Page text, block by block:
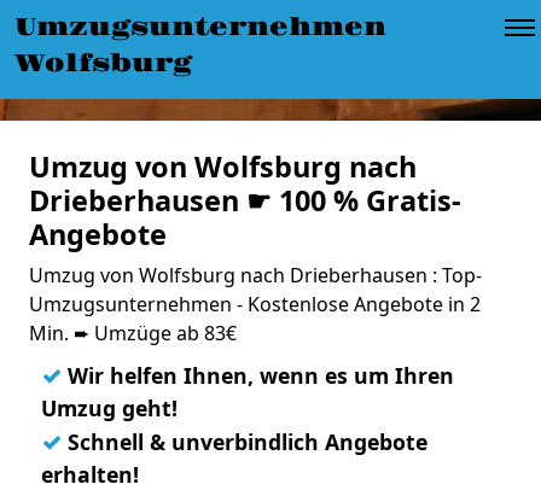
Umzugsunternehmen
Wolfsburg
Umzug von Wolfsburg nach
Drieberhausen ☛ 100 % Gratis-
Angebote
Umzug von Wolfsburg nach Drieberhausen : Top-
Umzugsunternehmen - Kostenlose Angebote in 2
Min. ➨ Umzüge ab 83€
✓ Wir helfen Ihnen, wenn es um Ihren
Umzug geht!
✓ Schnell & unverbindlich Angebote
erhalten!